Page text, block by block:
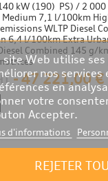
kW (190) PS) / 2
7,1 l/100km
WLTP Diesel
6,4 l/100km Extra
Combined 145 g/
-47 221,00 €
site Web utilise
nos
en
votre
Accepter.
d'informations
REJETER